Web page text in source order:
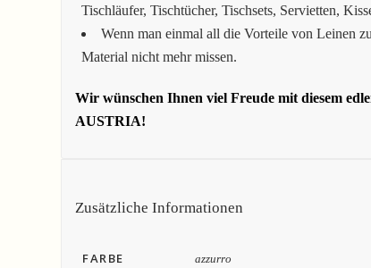
Tischläufer, Tischtücher, Tischsets, Servietten,
Wenn man einmal all die Vorteile von Leinen
Material nicht mehr missen.
Wir wünschen Ihnen viel Freude mit diesem
AUSTRIA!
Zusätzliche Informationen
FARBE azzurro